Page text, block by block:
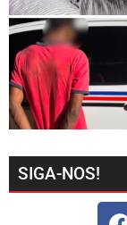
SIGA-NOS!